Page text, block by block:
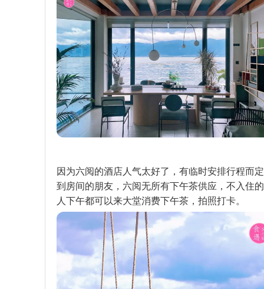
因为六阅的酒店人气太好了，有临时安排行程而
到房间的朋友，六阅无所有下午茶供应，不入住
人下午都可以来大堂消费下午茶，拍照打卡。